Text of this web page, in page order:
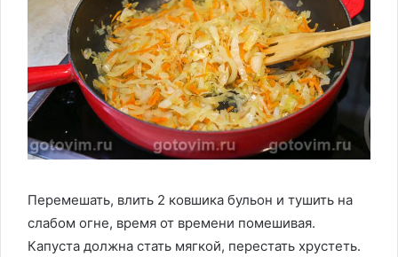
Перемешать, влить 2 ковшика бульон и тушить на
слабом огне, время от времени помешивая.
Капуста должна стать мягкой, перестать хрустеть.